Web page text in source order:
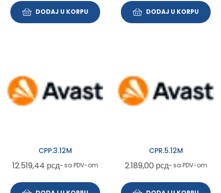
DODAJ U KORPU DODAJ U KORPU
CPP.3.12M
12.519,44 рсд~ sa PDV-om
CPR.5.12M
2.189,00 рсд~ sa PDV-om